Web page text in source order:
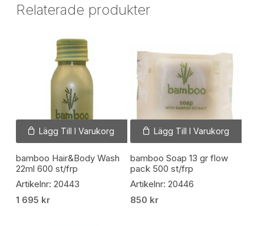
Relaterade produkter
Lägg Till I Varukorg
bamboo Hair&Body Wash
22ml 600 st/frp
Artikelnr: 20443
1 695 kr
Lägg Till I Varukorg
bamboo Soap 13 gr flow
pack 500 st/frp
Artikelnr: 20446
850 kr